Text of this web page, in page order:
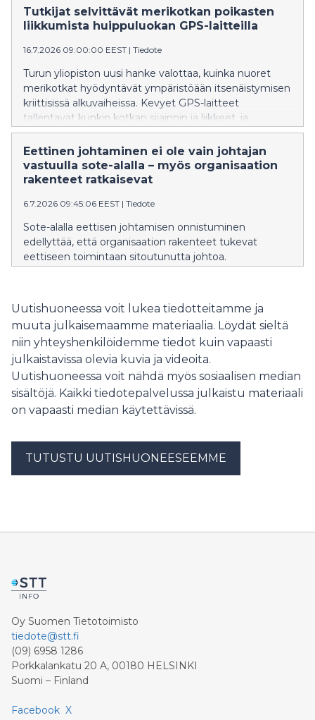
tervetulleita kaikki tieteestä ja Saaristomerestä
kiinnostuneet.
Tutkijat selvittävät merikotkan poikasten
liikkumista huippuluokan GPS-laitteilla
16.7.2026 09:00:00 EEST | Tiedote
Turun yliopiston uusi hanke valottaa, kuinka nuoret
merikotkat hyödyntävät ympäristöään itsenäistymisen
kriittisissä alkuvaiheissa. Kevyet GPS-laitteet
tallentavat kunkin kotkan sijainnin ja liikkeet, ja
sisäänrakennetut kiihtyvyysanturit mittaavat poikasten
yksityiskohtaisia käyttäytymismalleja.
Eettinen johtaminen ei ole vain johtajan
vastuulla sote-alalla – myös organisaation
rakenteet ratkaisevat
6.7.2026 09:45:06 EEST | Tiedote
Sote-alalla eettisen johtamisen onnistuminen
edellyttää, että organisaation rakenteet tukevat
eettiseen toimintaan sitoutunutta johtoa.
Uutishuoneessa voit lukea tiedotteitamme ja
muuta julkaisemaamme materiaalia. Löydät sieltä
niin yhteyshenkilöidemme tiedot kuin vapaasti
julkaistavissa olevia kuvia ja videoita.
Uutishuoneessa voit nähdä myös sosiaalisen median
sisältöjä. Kaikki tiedotepalvelussa julkaistu materiaali
on vapaasti median käytettävissä.
TUTUSTU UUTISHUONEESEEMME
Oy Suomen Tietotoimisto
tiedote@stt.fi
(09) 6958 1286
Porkkalankatu 20 A, 00180 HELSINKI
Suomi – Finland
Facebook X